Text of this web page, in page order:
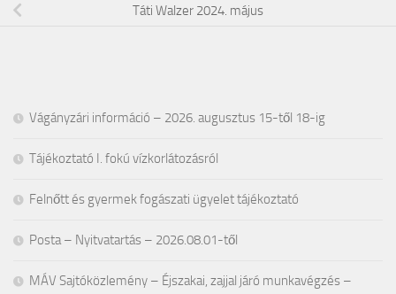
Táti Walzer 2024. május
Vágányzári információ – 2026. augusztus 15-től 18-ig
Tájékoztató I. fokú vízkorlátozásról
Felnőtt és gyermek fogászati ügyelet tájékoztató
Posta – Nyitvatartás – 2026.08.01-től
MÁV Sajtóközlemény – Éjszakai, zajjal járó munkavégzés –